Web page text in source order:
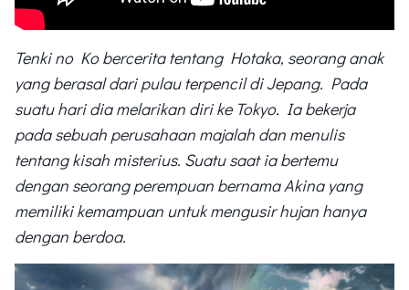
Tenki no Ko bercerita tentang Hotaka, seorang anak
yang berasal dari pulau terpencil di Jepang. Pada
suatu hari dia melarikan diri ke Tokyo. Ia bekerja
pada sebuah perusahaan majalah dan menulis
tentang kisah misterius. Suatu saat ia bertemu
dengan seorang perempuan bernama Akina yang
memiliki kemampuan untuk mengusir hujan hanya
dengan berdoa.